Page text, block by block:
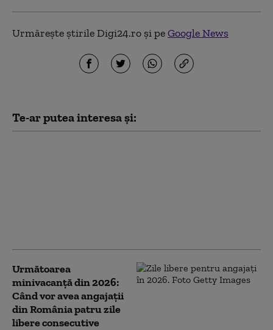
Urmărește știrile Digi24.ro și peGoogle News
Te-ar putea interesa și:
Următoarea
minivacanță din 2026:
Când vor avea angajații
din România patru zile
libere consecutive